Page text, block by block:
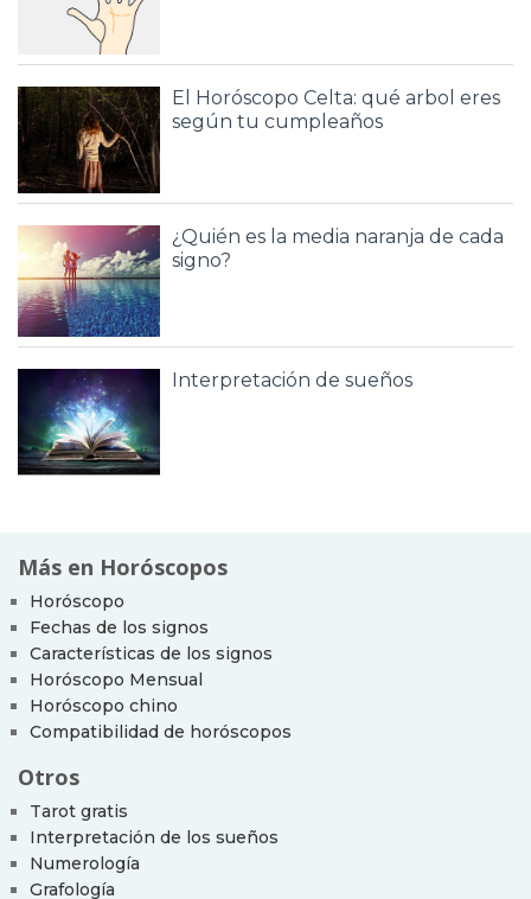
El Horóscopo Celta: qué arbol eres
según tu cumpleaños
¿Quién es la media naranja de cada
signo?
Interpretación de sueños
Más en Horóscopos
Horóscopo
Fechas de los signos
Características de los signos
Horóscopo Mensual
Horóscopo chino
Compatibilidad de horóscopos
Otros
Tarot gratis
Interpretación de los sueños
Numerología
Grafología